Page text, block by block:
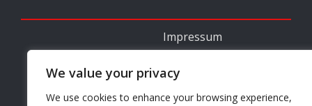
We value your privacy
We use cookies to enhance your browsing experience,
Stellantriebe GmbH
I L
Impressum
Datenschutz